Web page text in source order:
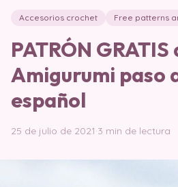
Accesorios crochet Free patterns
PATRÓN
Amigurumi paso
español
25 de julio de 2021·3 min de lectura